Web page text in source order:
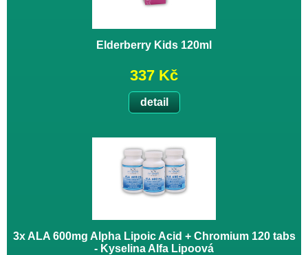
Elderberry Kids 120ml
337 Kč
detail
3x ALA 600mg Alpha Lipoic Acid + Chromium 120 tabs
- Kyselina Alfa Lipoová